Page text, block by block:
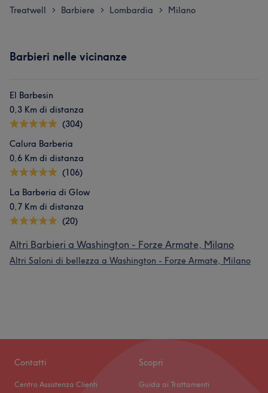
Treatwell > Barbiere > Lombardia > Milano
Barbieri nelle vicinanze
El Barbesin
0,3 Km di distanza
(304)
Calura Barberia
0,6 Km di distanza
(106)
La Barberia di Glow
0,7 Km di distanza
(20)
Altri Barbieri a Washington - Forze Armate, Milano
Altri Saloni di bellezza a Washington - Forze Armate, Milano
Contatti
Centro Assistenza Clienti
Scopri
Guida ai Trattamenti